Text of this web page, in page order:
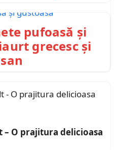
pufoasă și
grecesc și
– O prajitura delicioasa